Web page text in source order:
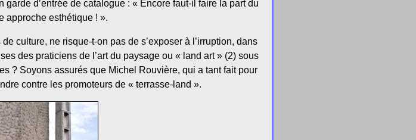
garde d’entrée de catalogue : « Encore faut-il faire la part du
approche esthétique ! ».
culture, ne risque-t-on pas de s’exposer à l’irruption, dans
des praticiens de l’art du paysage ou « land art » (2) sous
? Soyons assurés que Michel Rouvière, qui a tant fait pour
contre les promoteurs de « terrasse-land ».